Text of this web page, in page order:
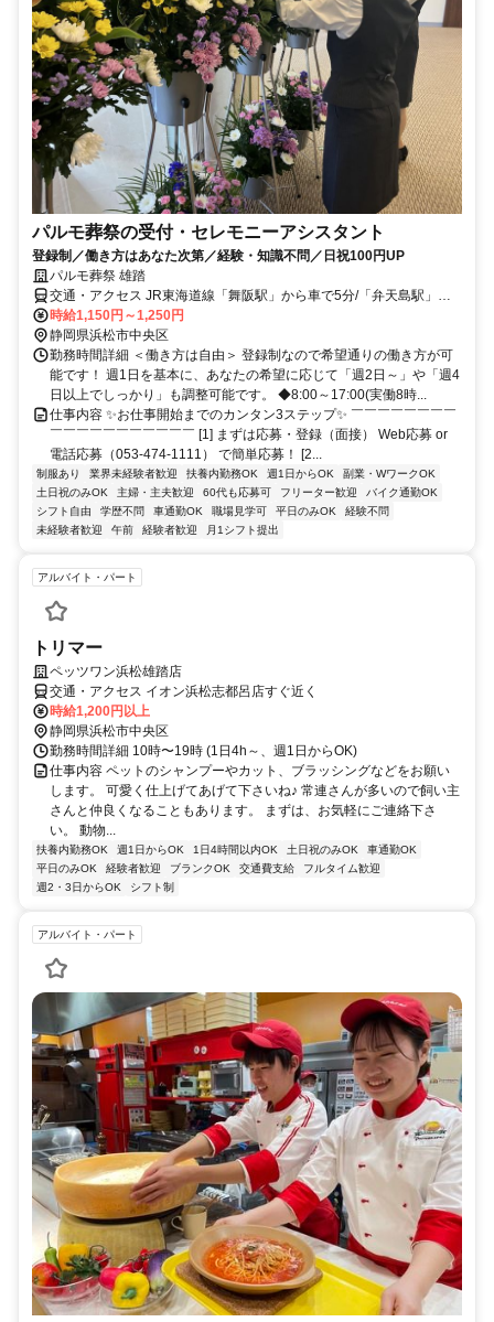
パルモ葬祭の受付・セレモニーアシスタント
登録制／働き方はあなた次第／経験・知識不問／日祝100円UP
パルモ葬祭 雄踏
交通・アクセス JR東海道線「舞阪駅」から車で5分/「弁天島駅」か
ら車で9分/「高塚駅」から車で11分/「新居町駅」から車で15分/東名
高速道路「浜松西IC」から 車で15分/遠州鉄道 「新浜松駅」から車で
22分/遠鉄バス「宇布見マリーナ入口」バス停から徒歩3分
時給1,150円～1,250円
静岡県浜松市中央区
勤務時間詳細 ＜働き方は自由＞ 登録制なので希望通りの働き方が可
能です！ 週1日を基本に、あなたの希望に応じて「週2日～」や「週4
日以上でしっかり」も調整可能です。 ◆8:00～17:00(実働8時...
仕事内容 ✨お仕事開始までのカンタン3ステップ✨ ￣￣￣￣￣￣￣￣
￣￣￣￣￣￣￣￣￣￣￣ [1] まずは応募・登録（面接） Web応募 or
電話応募（053-474-1111） で簡単応募！ [2...
制服あり 業界未経験者歓迎 扶養内勤務OK 週1日からOK
副業・WワークOK
土日祝のみOK
主婦・主夫歓迎 60代も応募可 フリーター歓迎
バイク通勤OK
シフト自由
学歴不問 車通勤OK 職場見学可 平日のみOK
経験不問
未経験者歓迎
午前 経験者歓迎 月1シフト提出
アルバイト・パート
トリマー
ペッツワン浜松雄踏店
交通・アクセス イオン浜松志都呂店すぐ近く
時給1,200円以上
静岡県浜松市中央区
勤務時間詳細 10時〜19時 (1日4h～、週1日からOK)
仕事内容 ペットのシャンプーやカット、ブラッシングなどをお願い
します。 可愛く仕上げてあげて下さいね♪ 常連さんが多いので飼い主
さんと仲良くなることもあります。 まずは、お気軽にご連絡下さ
い。 動物...
扶養内勤務OK 週1日からOK 1日4時間以内OK 土日祝のみOK
車通勤OK
平日のみOK
経験者歓迎 ブランクOK 交通費支給
フルタイム歓迎
週2・3日からOK
シフト制
アルバイト・パート